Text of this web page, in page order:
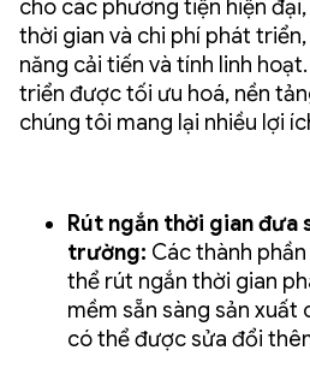
cho các phương tiện hiện
thời gian và chi phí phát
năng cải tiến và tính linh
triển được tối ưu hoá, nền
chúng tôi mang lại nhiều lợi
Rút ngắn thời gian đưa
trường: Các thành phần
thể rút ngắn thời gian
mềm sẵn sàng sản xuất
có thể được sửa đổi